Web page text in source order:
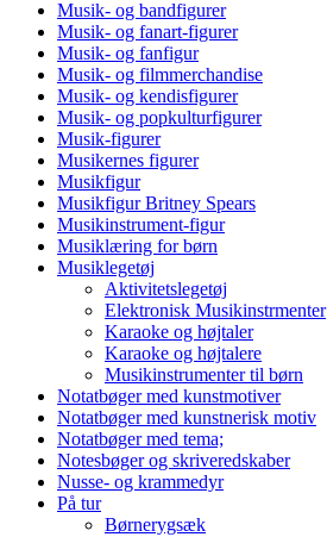
Musik- og bandfigurer
Musik- og fanart-figurer
Musik- og fanfigur
Musik- og filmmerchandise
Musik- og kendisfigurer
Musik- og popkulturfigurer
Musik-figurer
Musikernes figurer
Musikfigur
Musikfigur Britney Spears
Musikinstrument-figur
Musiklæring for børn
Musiklegetøj
Aktivitetslegetøj
Elektronisk Musikinstrmenter
Karaoke og højtaler
Karaoke og højtalere
Musikinstrumenter til børn
Notatbøger med kunstmotiver
Notatbøger med kunstnerisk motiv
Notatbøger med tema;
Notesbøger og skriveredskaber
Nusse- og krammedyr
På tur
Børnerygsæk